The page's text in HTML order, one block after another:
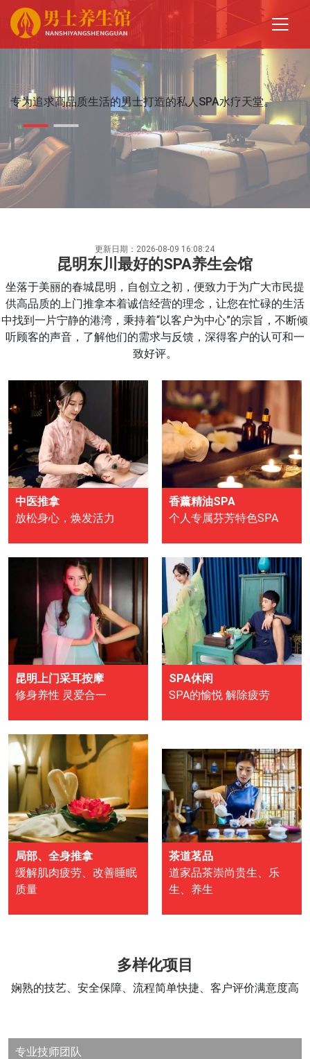
专为追求高品质生活的男士打造的私人SPA水疗天堂。
更新日期：2026-08-09 16:08:24
昆明东川最好的SPA养生会馆
坐落于美丽的春城昆明，自创立之初，便致力于为广大市民提
供高品质的上门推拿本着诚信经营的理念，让您在忙碌的生活
中找到一片宁静的港湾，秉持着“以客户为中心”的宗旨，不断倾
听顾客的声音，了解他们的需求与反馈，深得客户的认可和一
致好评。
中医推拿
放松身心，焕发活力
香薰精油SPA
个人专属芬芳特色SPA
昆明上门采耳按摩
修身养性 灵爱合一
SPA休闲
SPA的愉悦 解除疲劳
局部、全身推拿
缓解肌肉疲劳、改善睡眠
质量
茶道茗品
道家品茶崇尚贵生、乐
生、养生
多样化项目
娴熟的技艺、安全保障、流程简单快捷、客户评价满意度高
专业技师团队